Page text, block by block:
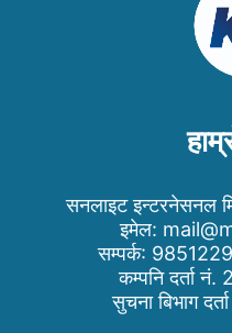
सनलाइट इन्टरनेसनल
इमेल:
सम्पर्क:
कम्पनि दर्ता
सुचना बिभाग